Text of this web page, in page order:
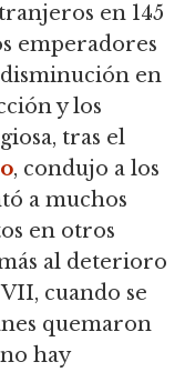
en 145
emperadores
en
y los
tras el
, condujo a los
a muchos
en otros
al deterioro
cuando se
quemaron
hay